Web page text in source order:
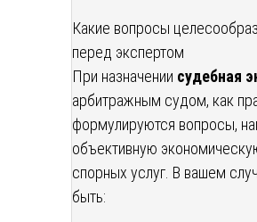
Какие вопросы
перед экспертом
При назначении судебная
арбитражным судом, как
формулируются вопросы,
объективную
спорных услуг. В вашем
быть: